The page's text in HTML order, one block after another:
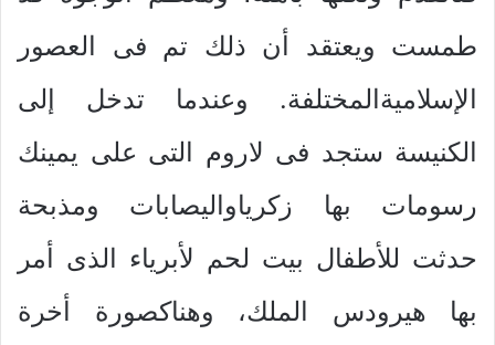
طمست ويعتقد أن ذلك تم فى العصور
الإسلاميةالمختلفة. وعندما تدخل إلى
الكنيسة ستجد فى لاروم التى على يمينك
رسومات بها زكرياواليصابات ومذبحة
حدثت للأطفال بيت لحم لأبرياء الذى أمر
بها هيرودس الملك، وهناكصورة أخرة